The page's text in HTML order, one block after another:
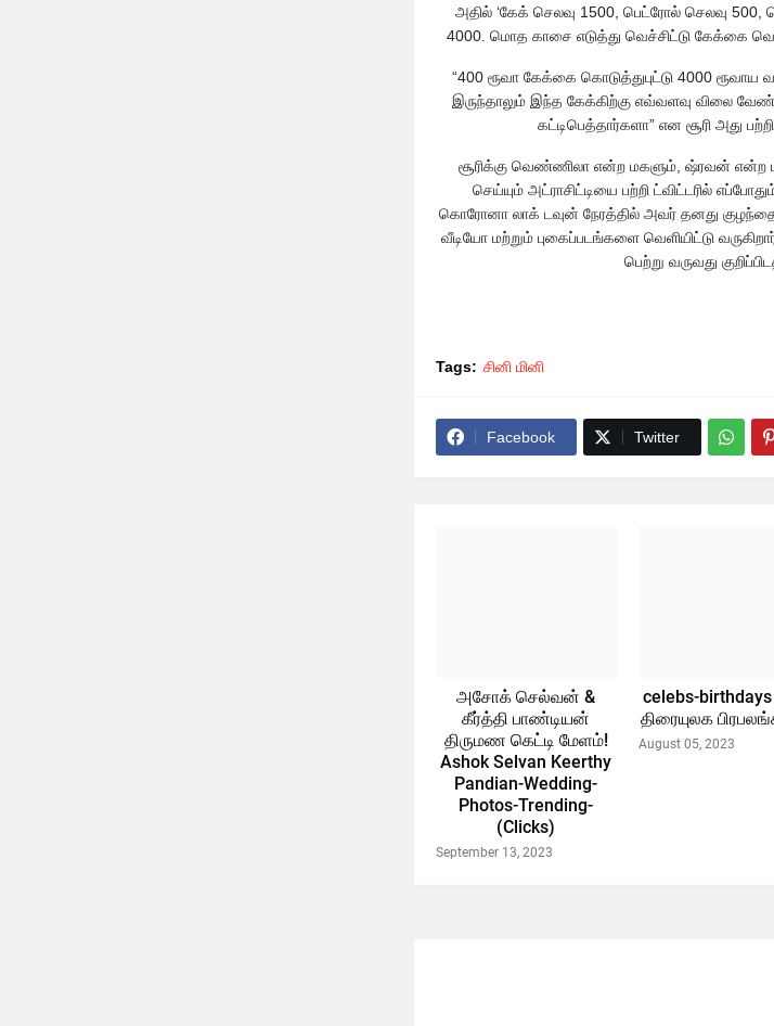
அதில் ‘கேக் செலவு 1500, பெட்ரோல் செலவு
4000. மொத காசை எடுத்து வெச்சிட்டு கேக்கை
“400 ரூவா கேக்கை கொடுத்துபுட்டு 4000
இருந்தாலும் இந்த கேக்கிற்கு எவ்வளவு விலை
கட்டிபெத்தார்களா” என சூரி அது பற்றி
சூரிக்கு வெண்ணிலா என்ற மகளும், ஷ்ரவன் என்ற
செய்யும் அட்ராசிட்டியை பற்றி ட்விட்டரில்
கொரோனா லாக் டவுன் நேரத்தில் அவர் தனது
வீடியோ மற்றும் புகைப்படங்களை வெளியிட்டு
பெற்று வருவது
Tags: சினி மினி
Facebook Twitter
அசோக் செல்வன் &
கீர்த்தி பாண்டியன்
திருமண கெட்டி மேளம்!
Ashok Selvan Keerthy
Pandian-Wedding-
Photos-Trending-
(Clicks)
September 13, 2023
celebs-birthdays
திரையுலக
August 05, 2023